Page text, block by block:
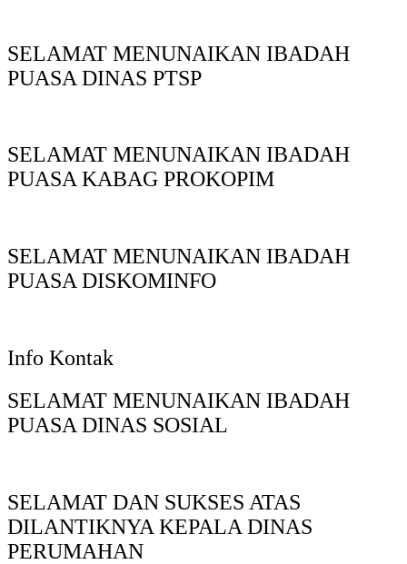
SELAMAT MENUNAIKAN IBADAH
PUASA DINAS PTSP
SELAMAT MENUNAIKAN IBADAH
PUASA KABAG PROKOPIM
SELAMAT MENUNAIKAN IBADAH
PUASA DISKOMINFO
Info Kontak
SELAMAT MENUNAIKAN IBADAH
PUASA DINAS SOSIAL
SELAMAT DAN SUKSES ATAS
DILANTIKNYA KEPALA DINAS
PERUMAHAN